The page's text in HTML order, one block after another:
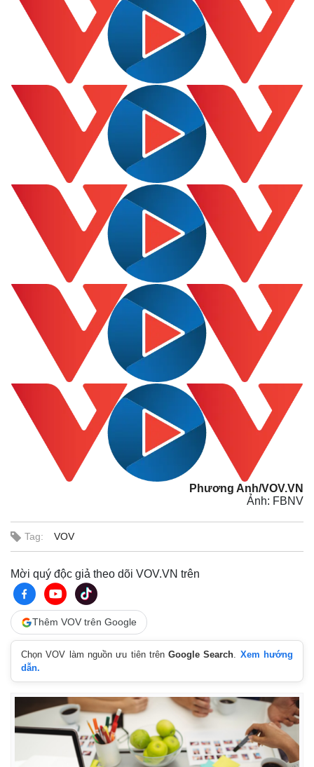
Kinh tế
Bất động sản
Khởi nghiệp
Thị trường
Giá vàng
Tiêu dùng
Chứng khoán
Giá cà phê
Pháp luật
Vụ án
Tin nóng
Tư vấn luật
Vũ khí
Việt Nam
Phân tích
Phương Anh/VOV.VN
Ảnh: FBNV
Tag: VOV
Mời quý độc giả theo dõi VOV.VN trên
Thêm VOV trên Google
Chọn VOV làm nguồn ưu tiên trênGoogle Search. Xem hướng
dẫn.